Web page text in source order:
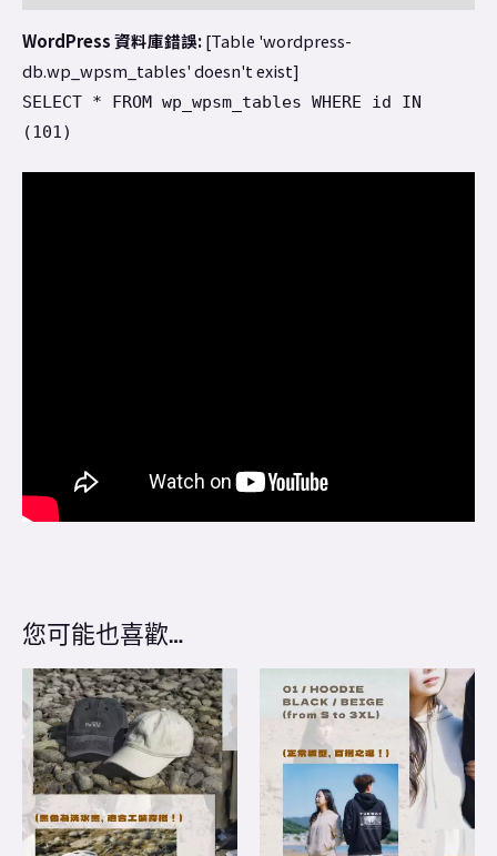
WordPress 資料庫錯誤:[Table 'wordpress-
db.wp_wpsm_tables' doesn't exist]
SELECT * FROM wp_wpsm_tables WHERE id IN
(101)
您可能也喜歡…
This
product
has
multiple
variants.
The
This
product
multiple
variants.
The